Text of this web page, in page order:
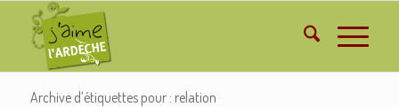
Archive d’étiquettes pour : relation